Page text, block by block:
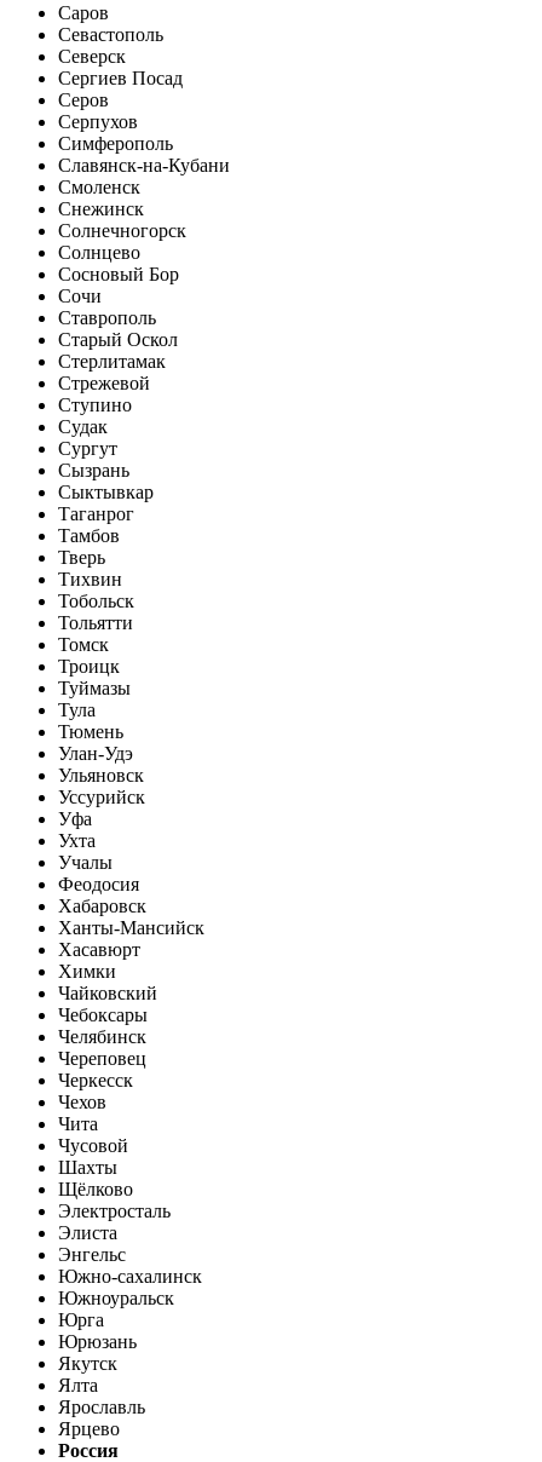
Саров
Севастополь
Северск
Сергиев Посад
Серов
Серпухов
Симферополь
Славянск-на-Кубани
Смоленск
Снежинск
Солнечногорск
Солнцево
Сосновый Бор
Сочи
Ставрополь
Старый Оскол
Стерлитамак
Стрежевой
Ступино
Судак
Сургут
Сызрань
Сыктывкар
Таганрог
Тамбов
Тверь
Тихвин
Тобольск
Тольятти
Томск
Троицк
Туймазы
Тула
Тюмень
Улан-Удэ
Ульяновск
Уссурийск
Уфа
Ухта
Учалы
Феодосия
Хабаровск
Ханты-Мансийск
Хасавюрт
Химки
Чайковский
Чебоксары
Челябинск
Череповец
Черкесск
Чехов
Чита
Чусовой
Шахты
Щёлково
Электросталь
Элиста
Энгельс
Южно-сахалинск
Южноуральск
Юрга
Юрюзань
Якутск
Ялта
Ярославль
Ярцево
Россия